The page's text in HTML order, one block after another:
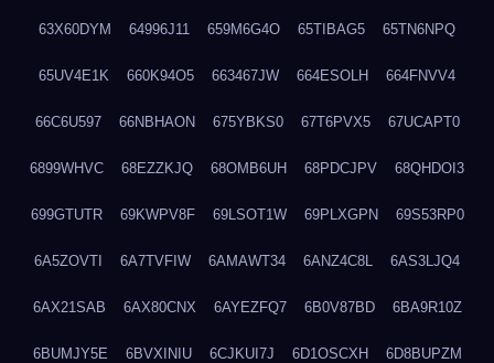
63X60DYM 64996J11 659M6G4O 65TIBAG5 65TN6NPQ
65UV4E1K 660K94O5 663467JW 664ESOLH 664FNVV4
66C6U597 66NBHAON 675YBKS0 67T6PVX5 67UCAPT0
6899WHVC 68EZZKJQ 68OMB6UH 68PDCJPV 68QHDOI3
699GTUTR 69KWPV8F 69LSOT1W 69PLXGPN 69S53RP0
6A5ZOVTI 6A7TVFIW 6AMAWT34 6ANZ4C8L 6AS3LJQ4
6AX21SAB 6AX80CNX 6AYEZFQ7 6B0V87BD 6BA9R10Z
6BUMJY5E 6BVXINIU 6CJKUI7J 6D1OSCXH 6D8BUPZM